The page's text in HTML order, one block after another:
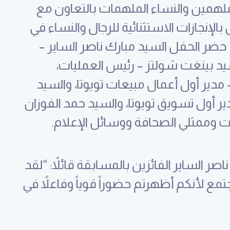
الملهمين والنساء الملهمات بالتعاون مع
الاستثنائية للرجال والنساء في
الحفل السيد مبارك ناصر الساير –
بينغت شولتز – رئيس العمليات،
أول أعمال مبيعات تويوتا، والسيد
أول تسويق تويوتا، والسيد حمد الفوزان
وممثلي الصحافة ووسائل الإعلام.
الساير الفائزين بالمسابقة قائلاً: “لقد
لأنكم أظهرتم حضوراً قوياً وفاعلاً في